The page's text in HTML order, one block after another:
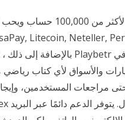
نحن ندفع الخصومات
والأسواق لأي كتاب